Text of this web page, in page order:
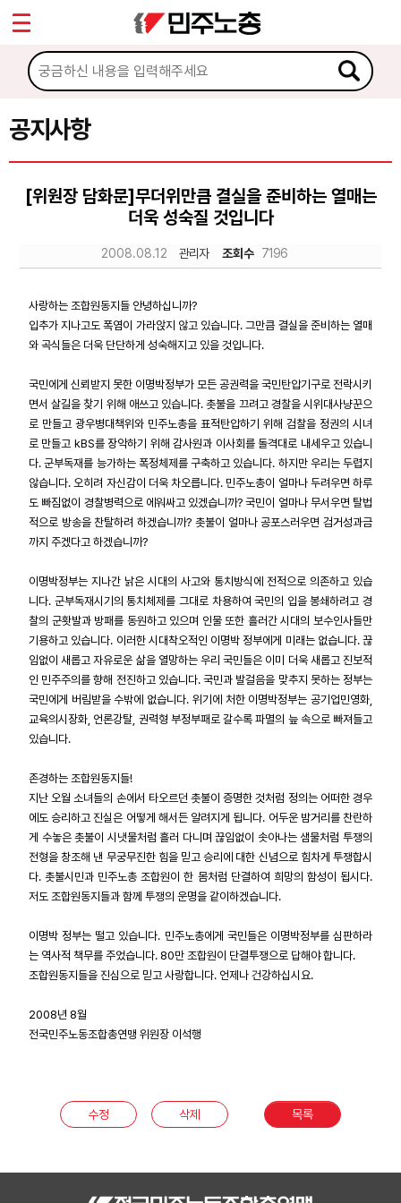
공지사항
[위원장 담화문]무더위만큼 결실을 준비하는 열매는
더욱 성숙질 것입니다
2008.08.12 관리자 조회수 7196
사랑하는 조합원동지들 안녕하십니까?
입추가 지나고도 폭염이 가라앉지 않고 있습니다. 그만큼 결실을 준비하는 열매
와 곡식들은 더욱 단단하게 성숙해지고 있을 것입니다.
국민에게 신뢰받지 못한 이명박정부가 모든 공권력을 국민탄압기구로 전락시키
면서 살길을 찾기 위해 애쓰고 있습니다. 촛불을 끄려고 경찰을 시위대사냥꾼으
로 만들고 광우병대책위와 민주노총을 표적탄압하기 위해 검찰을 정권의 시녀
로 만들고 kBS를 장악하기 위해 감사원과 이사회를 돌격대로 내세우고 있습니
다. 군부독재를 능가하는 폭정체제를 구축하고 있습니다. 하지만 우리는 두렵지
않습니다. 오히려 자신감이 더욱 차오릅니다. 민주노총이 얼마나 두려우면 하루
도 빠짐없이 경찰병력으로 에워싸고 있겠습니까? 국민이 얼마나 무서우면 탈법
적으로 방송을 찬탈하려 하겠습니까? 촛불이 얼마나 공포스러우면 검거성과금
까지 주겠다고 하겠습니까?
이명박정부는 지나간 낡은 시대의 사고와 통치방식에 전적으로 의존하고 있습
니다. 군부독재시기의 통치체제를 그대로 차용하여 국민의 입을 봉쇄하려고 경
찰의 군홧발과 방패를 동원하고 있으며 인물 또한 흘러간 시대의 보수인사들만
기용하고 있습니다. 이러한 시대착오적인 이명박 정부에게 미래는 없습니다. 끊
임없이 새롭고 자유로운 삶을 열망하는 우리 국민들은 이미 더욱 새롭고 진보적
인 민주주의를 향해 전진하고 있습니다. 국민과 발걸음을 맞추지 못하는 정부는
국민에게 버림받을 수밖에 없습니다. 위기에 처한 이명박정부는 공기업민영화,
교육의시장화, 언론강탈, 권력형 부정부패로 갈수록 파멸의 늪 속으로 빠져들고
있습니다.
존경하는 조합원동지들!
지난 오월 소녀들의 손에서 타오르던 촛불이 증명한 것처럼 정의는 어떠한 경우
에도 승리하고 진실은 어떻게 해서든 알려지게 됩니다. 어두운 밤거리를 찬란하
게 수놓은 촛불이 시냇물처럼 흘러 다니며 끊임없이 솟아나는 샘물처럼 투쟁의
전형을 창조해 낸 무궁무진한 힘을 믿고 승리에 대한 신념으로 힘차게 투쟁합시
다. 촛불시민과 민주노총 조합원이 한 몸처럼 단결하여 희망의 함성이 됩시다.
저도 조합원동지들과 함께 투쟁의 운명을 같이하겠습니다.
이명박 정부는 떨고 있습니다. 민주노총에게 국민들은 이명박정부를 심판하라
는 역사적 책무를 주었습니다. 80만 조합원이 단결투쟁으로 답해야 합니다.
조합원동지들을 진심으로 믿고 사랑합니다. 언제나 건강하십시요.
2008년 8월
전국민주노동조합총연맹 위원장 이석행
수정 삭제 목록
마이페이지
소개
소식
공지사항
성명·보도
자료
부설기관
업무
Sketchbook5, 스케치북5
Sketchbook5, 스케치북5